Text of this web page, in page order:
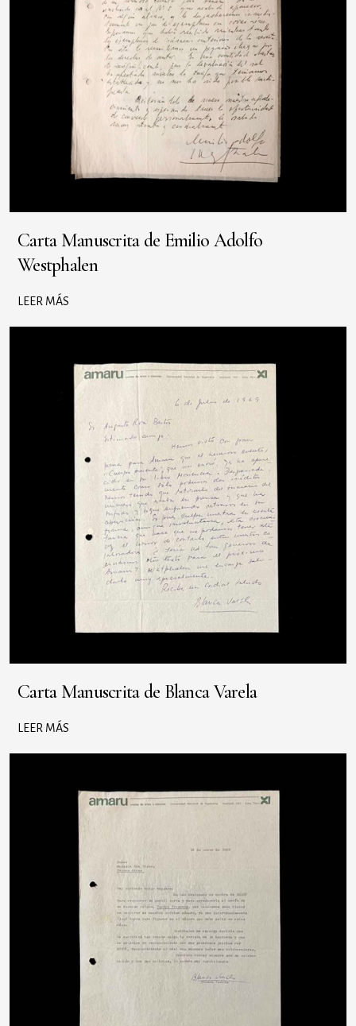
Carta Manuscrita de Emilio Adolfo
Westphalen
LEER MÁS
Carta Manuscrita de Blanca Varela
LEER MÁS